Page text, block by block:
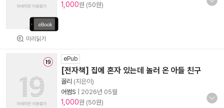
미리읽기
1,000원 (50원)
ePub
[전자책] 집에 혼자 있는데 놀러 온 아들 친구
꼴리 (지은이)
어썸S
2026년 05월
1,000원 (50원)